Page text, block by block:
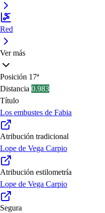
Red
Ver más
Posición 17ª
Distancia 0.983
Título
Los embustes de Fabia
Atribución tradicional
Lope de Vega Carpio
Atribución estilometría
Lope de Vega Carpio
Segura